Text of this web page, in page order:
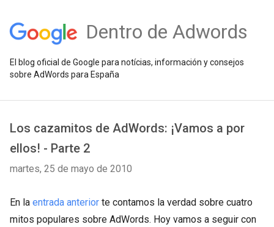
Dentro de Adwords
El blog oficial de Google para notícias, información y consejos
sobre AdWords para España
Los cazamitos de AdWords: ¡Vamos a por
ellos! - Parte 2
martes, 25 de mayo de 2010
En la entrada anterior te contamos la verdad sobre cuatro
mitos populares sobre AdWords. Hoy vamos a seguir con